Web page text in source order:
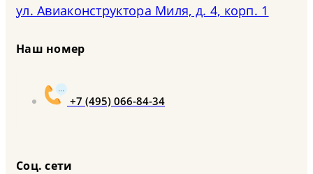
ул. Авиаконструктора Миля, д. 4, корп. 1
Наш номер
+7 (495) 066-84-34
Соц. сети